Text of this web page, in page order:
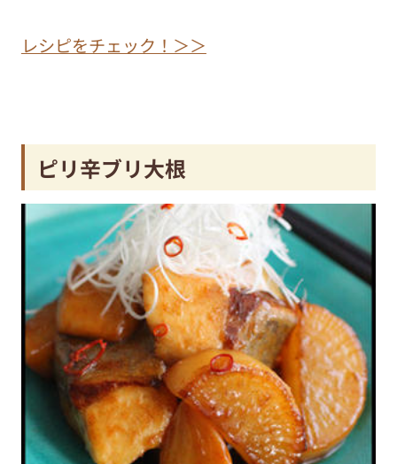
レシピをチェック！＞＞
ピリ辛ブリ大根